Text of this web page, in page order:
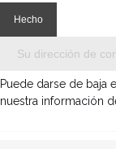
Puede darse de baja
nuestra información